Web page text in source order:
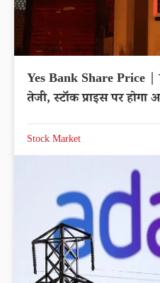
Yes Bank Share Price |
तेजी, स्टॉक प्राइस पर
Stock Market